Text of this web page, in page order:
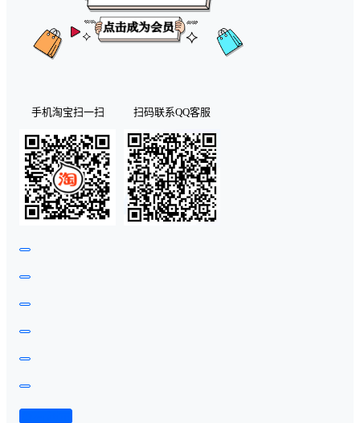
手机淘宝扫一扫 扫码联系QQ客服